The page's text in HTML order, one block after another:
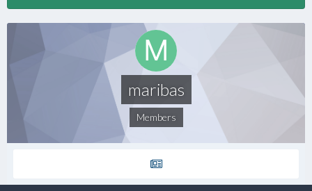
maribas
Members